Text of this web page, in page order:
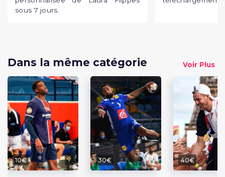
sous 7 jours.
Dans la même catégorie Voir Plus
10€ 30€ 40€